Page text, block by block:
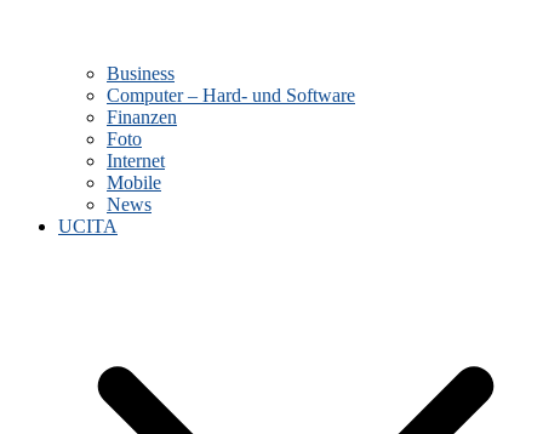
Business
Computer – Hard- und Software
Finanzen
Foto
Internet
Mobile
News
UCITA